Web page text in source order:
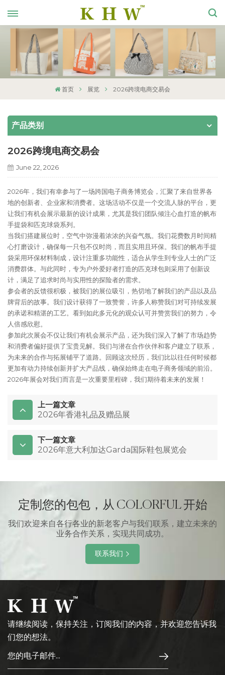
首页 展览 2026跨境电商交易会
产品类别
2026跨境电商交易会
June 22, 2026
2026年，我们有幸参与了一场跨国电子商务博览会，汇聚了来自世界各
地的创新者、企业家和消费者。这场活动不仅是一个交流人脉的平台，更
让我们有机会展示最新的设计成果，尤其是我们团队倾注心血打造的帆布
手提袋和匹克球袋系列。
当我们搭建展位时，空气中弥漫着浓浓的兴奋气氛。我们花费数月时间精
心打磨设计，确保每一只包不仅时尚，而且实用且环保。我们的帆布手提
袋采用环保材料制成，设计注重多功能性，适合从学生到专业人士的广泛
消费群体。与此同时，专为户外爱好者打造的匹克球包则采用了创新设
计，满足了追求时尚与实用性的探险者的需求。
参会者的反馈很积极，被我们的展位吸引，热切地了解我们的产品以及品
牌背后的故事。我们设计获得了一致赞誉，许多人称赞我们对可持续发展
的承诺和精湛的工艺。看到如此多元化的观众认可并赞赏我们的努力，令
人倍感欣慰。
参加此次展会不仅让我们有机会展示产品，还为我们深入了解了市场趋势
和消费者偏好提供了宝贵见解。我们与潜在合作伙伴和客户建立了联系，
为未来的合作与拓展铺平了道路。回顾这次经历，我们比以往任何时候都
更加有动力持续创新并扩大产品线，确保始终走在电子商务领域的前沿。
2026年展会对我们而言是一次重要里程碑，我们期待着未来的发展！
上一篇文章
2026年香港礼品及赠品展
下一篇文章
2026年意大利加达Garda国际鞋包展览会
定制您的包包，从 COLORFUL 开始
我们欢迎来自各行各业的新老客户与我们联系，建立未来的
业务合作关系，实现共同成功。
联系我们
请继续阅读，保持关注，订阅我们的内容，并欢迎您告诉我
们您的想法。